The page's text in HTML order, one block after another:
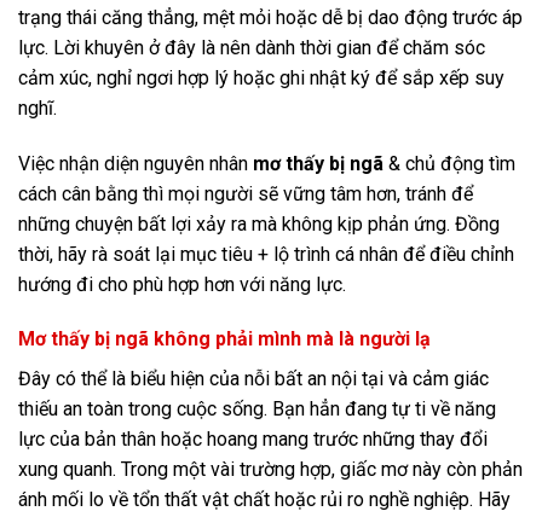
trạng thái căng thẳng, mệt mỏi hoặc dễ bị dao động trước áp
lực. Lời khuyên ở đây là nên dành thời gian để chăm sóc
cảm xúc, nghỉ ngơi hợp lý hoặc ghi nhật ký để sắp xếp suy
nghĩ.
Việc nhận diện nguyên nhân mơ thấy bị ngã & chủ động tìm
cách cân bằng thì mọi người sẽ vững tâm hơn, tránh để
những chuyện bất lợi xảy ra mà không kịp phản ứng. Đồng
thời, hãy rà soát lại mục tiêu + lộ trình cá nhân để điều chỉnh
hướng đi cho phù hợp hơn với năng lực.
Mơ thấy bị ngã không phải mình mà là người lạ
Đây có thể là biểu hiện của nỗi bất an nội tại và cảm giác
thiếu an toàn trong cuộc sống. Bạn hẳn đang tự ti về năng
lực của bản thân hoặc hoang mang trước những thay đổi
xung quanh. Trong một vài trường hợp, giấc mơ này còn phản
ánh mối lo về tổn thất vật chất hoặc rủi ro nghề nghiệp. Hãy